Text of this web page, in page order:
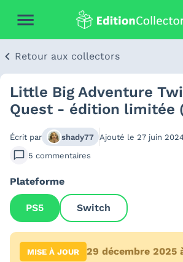
Retour aux collectors
Little Big Adventure
Quest - édition limitée
Écrit par shady77 Ajouté le 27 juin
5 commentaires
Plateforme
PS5 Switch
MISE À JOUR
29 décembre 2025